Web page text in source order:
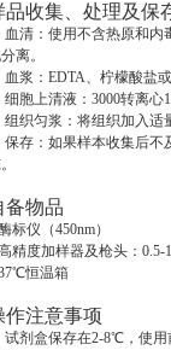
品收集、处理及保
血清：使用不含热原和内
离。
血浆：EDTA、柠檬酸盐
细胞上清液：3000转离心
组织匀浆：将组织加入适
保存：如果样本收集后不
备物品
标仪（450nm）
精度加样器及枪头：0.5-
恒温箱
作注意事项
试剂盒保存在2-8℃，使用